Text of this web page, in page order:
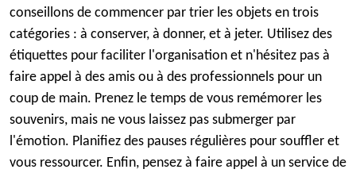
conseillons de commencer par trier les objets en trois
catégories : à conserver, à donner, et à jeter. Utilisez des
étiquettes pour faciliter l'organisation et n'hésitez pas à
faire appel à des amis ou à des professionnels pour un
coup de main. Prenez le temps de vous remémorer les
souvenirs, mais ne vous laissez pas submerger par
l'émotion. Planifiez des pauses régulières pour souffler et
vous ressourcer. Enfin, pensez à faire appel à un service de